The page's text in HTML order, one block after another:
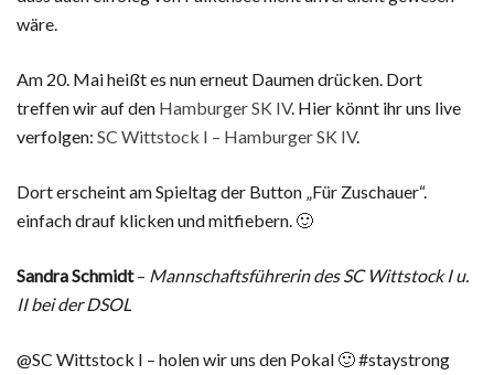
wäre.
Am 20. Mai heißt es nun erneut Daumen drücken. Dort
treffen wir auf den Hamburger SK IV. Hier könnt ihr uns live
verfolgen: SC Wittstock I – Hamburger SK IV.
Dort erscheint am Spieltag der Button „Für Zuschauer“.
einfach drauf klicken und mitfiebern. 🙂
Sandra Schmidt– Mannschaftsführerin des SC Wittstock I u.
II bei der DSOL
@SC Wittstock I – holen wir uns den Pokal 🙂 #staystrong